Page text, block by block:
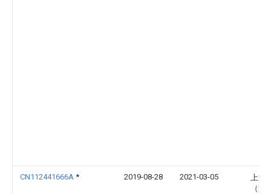
CN112441666A * 2019-08-28 2021-03-05
上海
（集